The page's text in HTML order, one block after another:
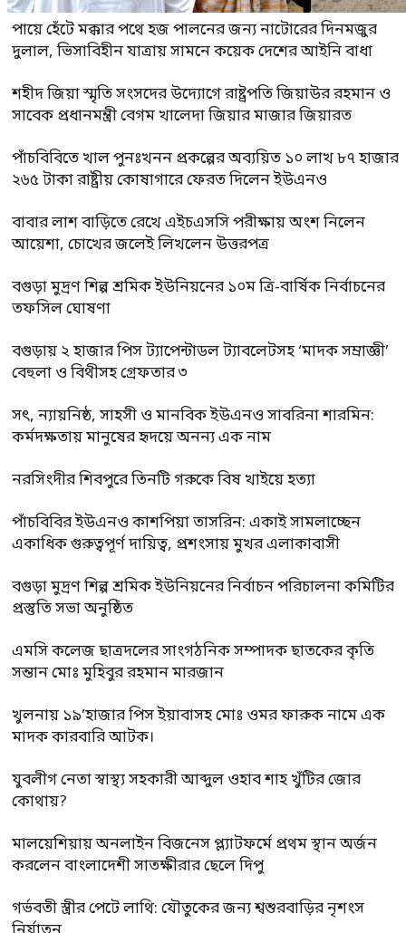
পায়ে হেঁটে মক্কার পথে হজ পালনের জন্য নাটোরের দিনমজুর
দুলাল, ভিসাবিহীন যাত্রায় সামনে কয়েক দেশের আইনি বাধা
শহীদ জিয়া স্মৃতি সংসদের উদ্যোগে রাষ্ট্রপতি জিয়াউর রহমান ও
সাবেক প্রধানমন্ত্রী বেগম খালেদা জিয়ার মাজার জিয়ারত
পাঁচবিবিতে খাল পুনঃখনন প্রকল্পের অব্যয়িত ১০ লাখ ৮৭ হাজার
২৬৫ টাকা রাষ্ট্রীয় কোষাগারে ফেরত দিলেন ইউএনও
বাবার লাশ বাড়িতে রেখে এইচএসসি পরীক্ষায় অংশ নিলেন
আয়েশা, চোখের জলেই লিখলেন উত্তরপত্র
বগুড়া মুদ্রণ শিল্প শ্রমিক ইউনিয়নের ১০ম ত্রি-বার্ষিক নির্বাচনের
তফসিল ঘোষণা
বগুড়ায় ২ হাজার পিস ট্যাপেন্টাডল ট্যাবলেটসহ ‘মাদক সম্রাজ্ঞী’
বেহুলা ও বিথীসহ গ্রেফতার ৩
সৎ, ন্যায়নিষ্ঠ, সাহসী ও মানবিক ইউএনও সাবরিনা শারমিন:
কর্মদক্ষতায় মানুষের হৃদয়ে অনন্য এক নাম
নরসিংদীর শিবপুরে তিনটি গরুকে বিষ খাইয়ে হত্যা
পাঁচবিবির ইউএনও কাশপিয়া তাসরিন: একাই সামলাচ্ছেন
একাধিক গুরুত্বপূর্ণ দায়িত্ব, প্রশংসায় মুখর এলাকাবাসী
বগুড়া মুদ্রণ শিল্প শ্রমিক ইউনিয়নের নির্বাচন পরিচালনা কমিটির
প্রস্তুতি সভা অনুষ্ঠিত
এমসি কলেজ ছাত্রদলের সাংগঠনিক সম্পাদক ছাতকের কৃতি
সন্তান মোঃ মুহিবুর রহমান মারজান
খুলনায় ১৯’হাজার পিস ইয়াবাসহ মোঃ ওমর ফারুক নামে এক
মাদক কারবারি আটক।
যুবলীগ নেতা স্বাস্থ্য সহকারী আব্দুল ওহাব শাহ খুঁটির জোর
কোথায়?
মালয়েশিয়ায় অনলাইন বিজনেস প্ল্যাটফর্মে প্রথম স্থান অর্জন
করলেন বাংলাদেশী সাতক্ষীরার ছেলে দিপু
গর্ভবতী স্ত্রীর পেটে লাথি: যৌতুকের জন্য শ্বশুরবাড়ির নৃশংস